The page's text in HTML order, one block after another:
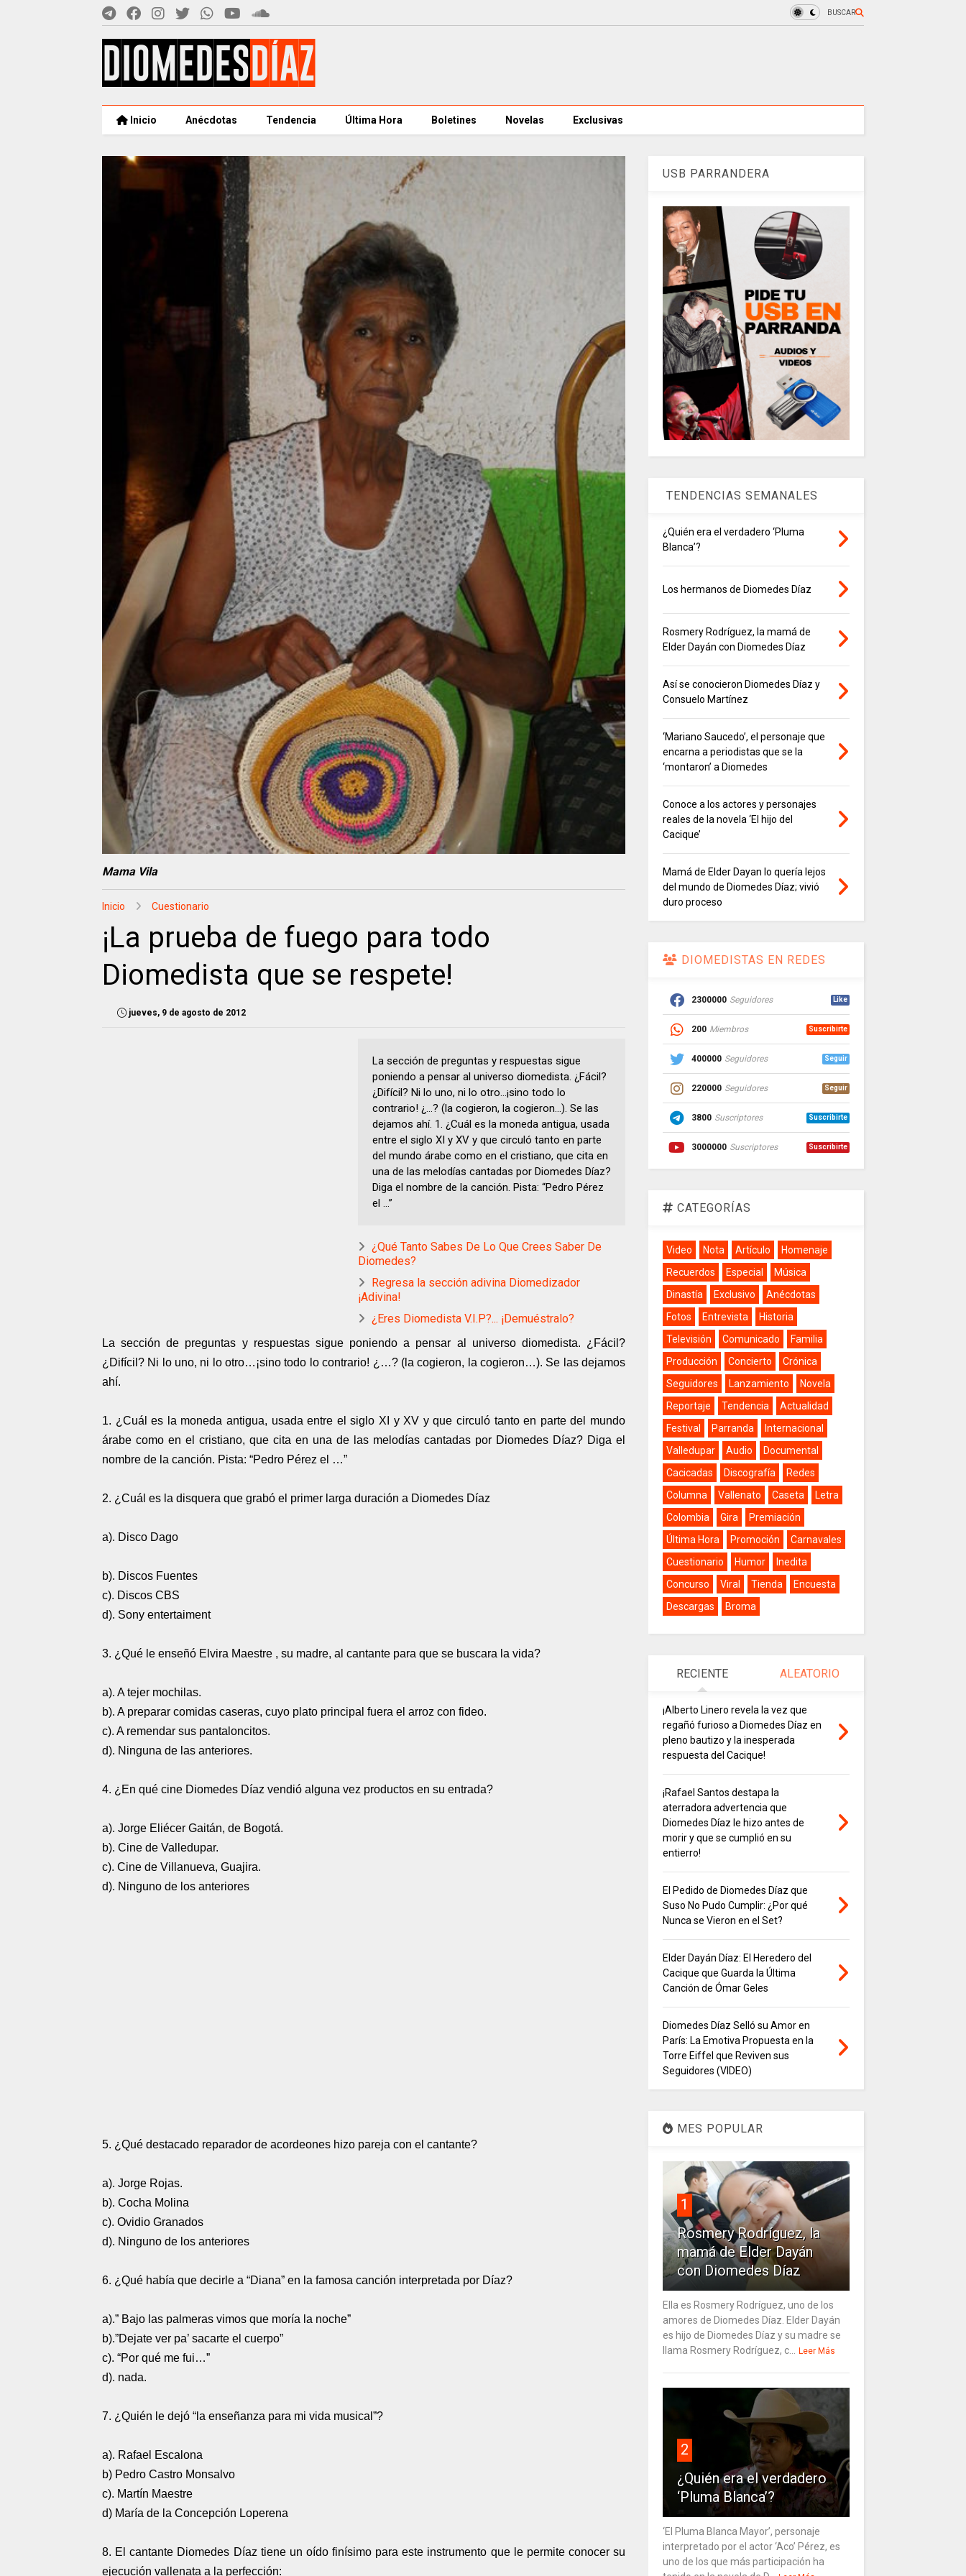
BUSCAR
Inicio Anécdotas Tendencia Última Hora Boletines Novelas Exclusivas
Mama Vila
Inicio Cuestionario
¡La prueba de fuego para todo
Diomedista que se respete!
jueves, 9 de agosto de 2012
La sección de preguntas y respuestas sigue
poniendo a pensar al universo diomedista. ¿Fácil?
¿Difícil? Ni lo uno, ni lo otro…¡sino todo lo
contrario! ¿…? (la cogieron, la cogieron…). Se las
dejamos ahí. 1. ¿Cuál es la moneda antigua, usada
entre el siglo XI y XV y que circuló tanto en parte
del mundo árabe como en el cristiano, que cita en
una de las melodías cantadas por Diomedes Díaz?
Diga el nombre de la canción. Pista: “Pedro Pérez
el …”
¿Qué Tanto Sabes De Lo Que Crees Saber De
Diomedes?
Regresa la sección adivina Diomedizador
¡Adivina!
¿Eres Diomedista V.I.P?... ¡Demuéstralo?
La sección de preguntas y respuestas sigue poniendo a pensar al universo diomedista. ¿Fácil?
¿Difícil? Ni lo uno, ni lo otro…¡sino todo lo contrario! ¿…? (la cogieron, la cogieron…). Se las dejamos
ahí.
1. ¿Cuál es la moneda antigua, usada entre el siglo XI y XV y que circuló tanto en parte del mundo
árabe como en el cristiano, que cita en una de las melodías cantadas por Diomedes Díaz? Diga el
nombre de la canción. Pista: “Pedro Pérez el …”
2. ¿Cuál es la disquera que grabó el primer larga duración a Diomedes Díaz
a). Disco Dago
b). Discos Fuentes
c). Discos CBS
d). Sony entertaiment
3. ¿Qué le enseñó Elvira Maestre , su madre, al cantante para que se buscara la vida?
a). A tejer mochilas.
b). A preparar comidas caseras, cuyo plato principal fuera el arroz con fideo.
c). A remendar sus pantaloncitos.
d). Ninguna de las anteriores.
4. ¿En qué cine Diomedes Díaz vendió alguna vez productos en su entrada?
a). Jorge Eliécer Gaitán, de Bogotá.
b). Cine de Valledupar.
c). Cine de Villanueva, Guajira.
d). Ninguno de los anteriores
5. ¿Qué destacado reparador de acordeones hizo pareja con el cantante?
a). Jorge Rojas.
b). Cocha Molina
c). Ovidio Granados
d). Ninguno de los anteriores
6. ¿Qué había que decirle a “Diana” en la famosa canción interpretada por Díaz?
a).” Bajo las palmeras vimos que moría la noche”
b).”Dejate ver pa’ sacarte el cuerpo”
c). “Por qué me fui…”
d). nada.
7. ¿Quién le dejó “la enseñanza para mi vida musical”?
a). Rafael Escalona
b) Pedro Castro Monsalvo
c). Martín Maestre
d) María de la Concepción Loperena
8. El cantante Diomedes Díaz tiene un oído finísimo para este instrumento que le permite conocer su
ejecución vallenata a la perfección:
USB PARRANDERA
TENDENCIAS SEMANALES
¿Quién era el verdadero ‘Pluma
Blanca’?
Los hermanos de Diomedes Díaz
Rosmery Rodríguez, la mamá de
Elder Dayán con Diomedes Díaz
Así se conocieron Diomedes Díaz y
Consuelo Martínez
‘Mariano Saucedo’, el personaje que
encarna a periodistas que se la
‘montaron’ a Diomedes
Conoce a los actores y personajes
reales de la novela ‘El hijo del
Cacique’
Mamá de Elder Dayan lo quería lejos
del mundo de Diomedes Díaz; vivió
duro proceso
DIOMEDISTAS EN REDES
2300000 Seguidores Like
200 Miembros Suscribirte
400000 Seguidores Seguir
220000 Seguidores Seguir
3800 Suscriptores Suscribirte
3000000 Suscriptores Suscribirte
CATEGORÍAS
Video Nota Artículo
Homenaje
Recuerdos
Especial
Música
Dinastía
Exclusivo
Anécdotas
Fotos
Entrevista
Historia
Televisión
Comunicado
Familia
Producción
Concierto
Crónica
Seguidores
Lanzamiento
Novela
Reportaje
Tendencia
Actualidad
Festival
Parranda
Internacional
Valledupar
Audio
Documental
Cacicadas
Discografía
Redes
Columna
Vallenato Caseta
Letra
Colombia
Gira
Premiación
Última Hora
Promoción
Carnavales
Cuestionario
Humor
Inedita
Concurso
Viral Tienda
Encuesta
Descargas
Broma
RECIENTE ALEATORIO
¡Alberto Linero revela la vez que
regañó furioso a Diomedes Díaz en
pleno bautizo y la inesperada
respuesta del Cacique!
¡Rafael Santos destapa la
aterradora advertencia que
Diomedes Díaz le hizo antes de
morir y que se cumplió en su
entierro!
El Pedido de Diomedes Díaz que
Suso No Pudo Cumplir: ¿Por qué
Nunca se Vieron en el Set?
Elder Dayán Díaz: El Heredero del
Cacique que Guarda la Última
Canción de Ómar Geles
Diomedes Díaz Selló su Amor en
París: La Emotiva Propuesta en la
Torre Eiffel que Reviven sus
Seguidores (VIDEO)
MES POPULAR
1
Rosmery Rodríguez, la
mamá de Elder Dayán
con Diomedes Díaz
Ella es Rosmery Rodríguez, uno de los
amores de Diomedes Díaz. Elder Dayán
es hijo de Diomedes Díaz y su madre se
llama Rosmery Rodríguez, c... Leer Más
2
¿Quién era el verdadero
‘Pluma Blanca’?
‘El Pluma Blanca Mayor’, personaje
interpretado por el actor ‘Aco’ Pérez, es
uno de los que más participación ha